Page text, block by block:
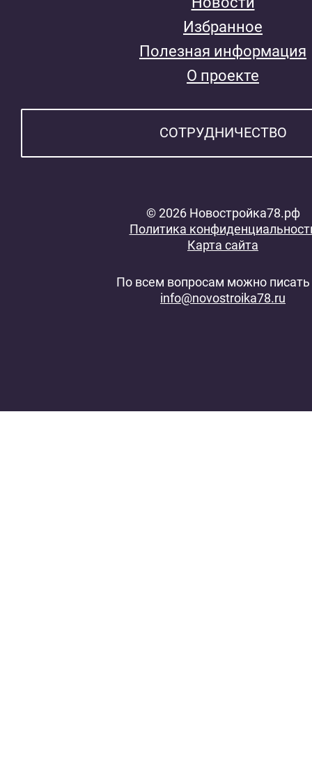
Избранное
Полезная информация
О проекте
СОТРУДНИЧЕСТВО
© 2026 Новостройка78.рф
Политика
Карта сайта
По всем вопросам можно писать
info@novostroika78.ru